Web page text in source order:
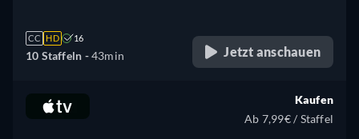
CC HD 16
10 Staffeln -43min Jetzt anschauen
Kaufen
Ab 7,99€ / Staffel